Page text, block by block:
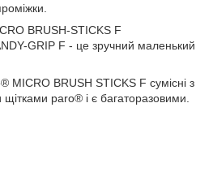
BRUSH-STICKS F
GRIP F - це зручний маленький
MICRO BRUSH STICKS F сумісні з
paro® і є багаторазовими.